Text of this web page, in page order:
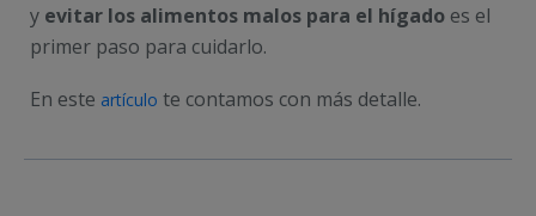
y evitar los alimentos malos para el hígado es el
primer paso para cuidarlo.
En este artículo te contamos con más detalle.